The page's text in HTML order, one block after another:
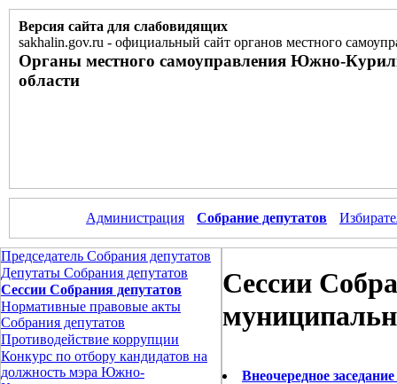
Версия сайта для слабовидящих
sakhalin.gov.ru - официальный сайт органов местного
Органы местного самоуправления Южно-
области
Администрация Собрание депутатов
Председатель Собрания депутатов
Депутаты Собрания депутатов
Сессии Собрания депутатов
Нормативные правовые акты
Собрания депутатов
Противодействие коррупции
Конкурс по отбору кандидатов на
должность мэра Южно-
Сессии
Внеочередное